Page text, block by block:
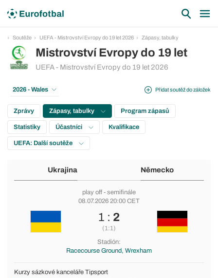
Soutěže UEFA - Mistrovství Evropy do 19 let 2026 Zápasy, tabulky
Mistrovství Evropy do 19 let
UEFA - Mistrovství Evropy do 19 let 2026
Přidat soutěž do záložek
2026 - Wales
Zprávy Zápasy, tabulky Program zápasů
Statistiky Účastníci Kvalifikace
UEFA: Další soutěže
Ukrajina Německo
play off - semifinále
08.07.2026 20:00 CET
1 : 2
(1:1)
Stadión:
Racecourse Ground, Wrexham
Kurzy sázkové kanceláře Tipsport